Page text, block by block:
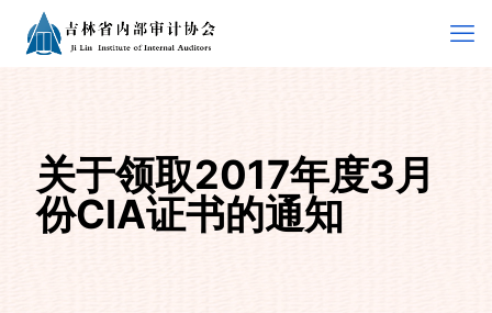
关于领取2017年度3月
份CIA证书的通知